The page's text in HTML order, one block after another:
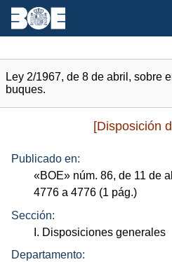
Ley 2/1967, de 8 de abril, sobre
buques.
[Disposición
Publicado en:
«BOE» núm. 86, de 11 de
4776 a 4776 (1 pág.)
Sección:
I. Disposiciones generales
Departamento: